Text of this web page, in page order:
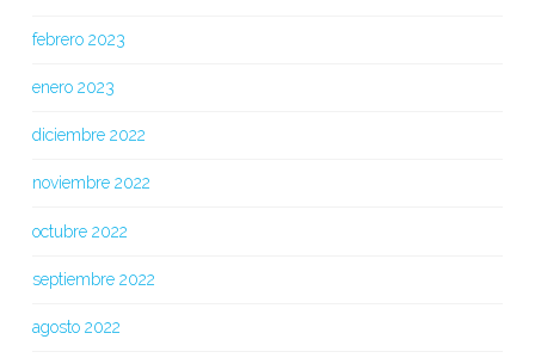
febrero 2023
enero 2023
diciembre 2022
noviembre 2022
octubre 2022
septiembre 2022
agosto 2022